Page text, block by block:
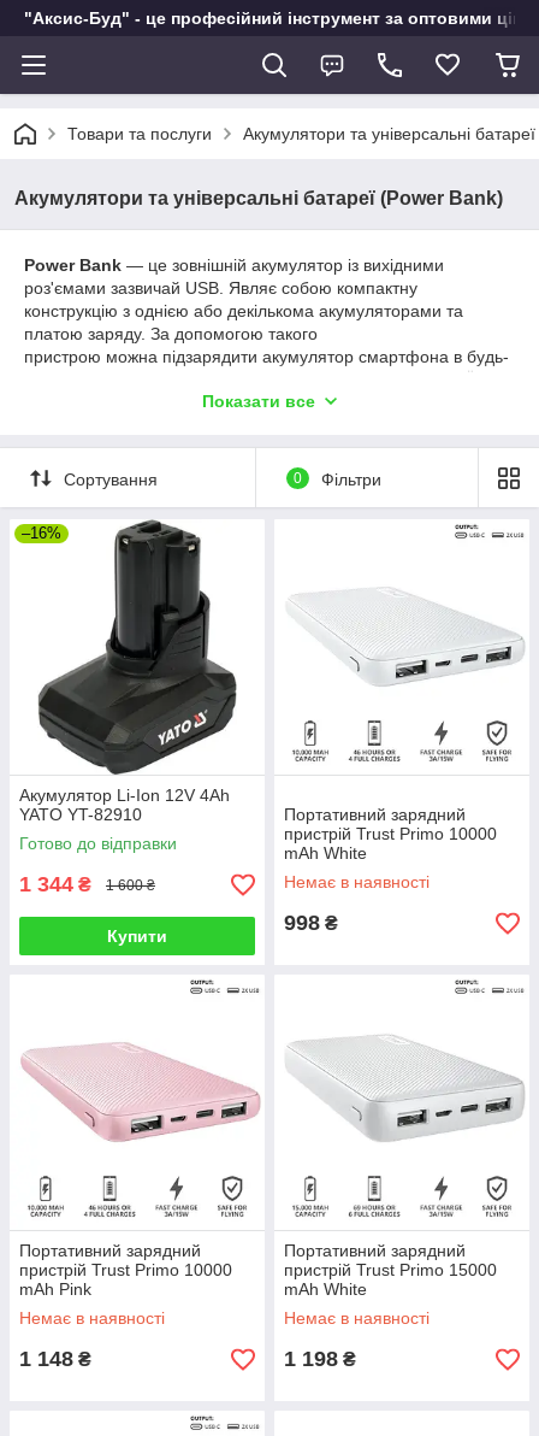
"Аксис-Буд" - це професійний інструмент за оптовими
Товари та послуги Акумулятори та універсальні
Акумулятори та універсальні батареї (Power Bank)
Power Bank — це зовнішній акумулятор із вихідними
роз'ємами зазвичай USB. Являє собою компактну
конструкцію з однією або декількома акумуляторами та
платою заряду. За допомогою такого
пристрою можна підзарядити акумулятор смартфона в будь-
можна класифікувати за їхмісткості:
от 4000 до 8000 мАч - малогабаритні моделі
зовнішніх power bank, що забезпечують 1-2
заряджання (повні) смартфона;
поєднанні з розширеним функціоналом і різними
стандартами швидкого заряджання;
от 16000 до 30000 мАч - Відмітна риса пристроїв
цього сегмента великі можливості, підходить для
заряджання навіть ноутбука.
Показати все
Сортування 0 Фільтри
–16%
Акумулятор Li-Ion 12V 4Ah
YATO YT-82910
Готово до відправки
1 344 ₴ 1 600 ₴
Купити
Портативний зарядний
пристрій Trust Primo 10000
mAh White
Немає в наявності
998 ₴
Портативний зарядний
пристрій Trust Primo 10000
mAh Pink
Немає в наявності
1 148 ₴
Портативний зарядний
пристрій Trust Primo 15000
mAh White
Немає в наявності
1 198 ₴